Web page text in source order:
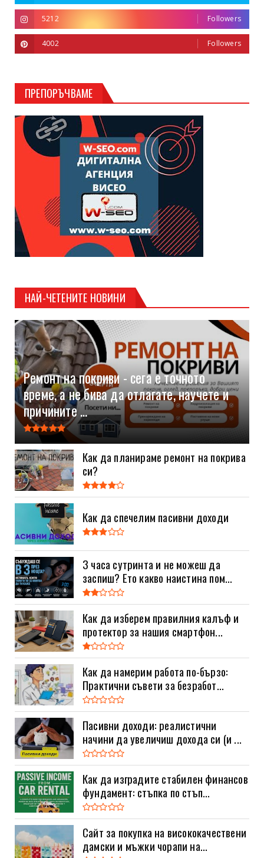
5212 Followers
4002 Followers
ПРЕПОРЪЧВАМЕ
НАЙ-ЧЕТЕНИТЕ НОВИНИ
Ремонт на покриви - сега е точното
време, а не бива да отлагате, научете и
причините ...
Как да планираме ремонт на покрива
си?
Как да спечелим пасивни доходи
3 часа сутринта и не можеш да
заспиш? Ето какво наистина пом...
Как да изберем правилния калъф и
протектор за нашия смартфон...
Как да намерим работа по-бързо:
Практични съвети за безработ...
Пасивни доходи: реалистични
начини да увеличиш дохода си (и ...
Как да изградите стабилен финансов
фундамент: стъпка по стъп...
Сайт за покупка на висококачествени
дамски и мъжки чорапи на...